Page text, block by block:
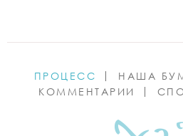
ПРОЦЕСС НАША
КОММЕНТАРИИ